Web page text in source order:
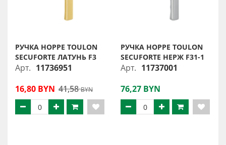
РУЧКА HOPPE TOULON
SECUFORTE ЛАТУНЬ F3
Арт. 11736951
16,80 BYN 41,58BYN
РУЧКА HOPPE TOULON
SECUFORTE НЕРЖ F31-1
Арт. 11737001
76,27 BYN